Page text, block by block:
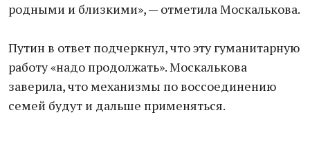
родными и близкими», — отметила Москалькова.
Путин в ответ подчеркнул, что эту гуманитарную
работу «надо продолжать». Москалькова
заверила, что механизмы по воссоединению
семей будут и дальше применяться.